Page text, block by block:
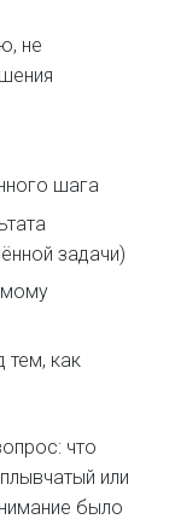
не
шага
задачи)
тем, как
что
или
было